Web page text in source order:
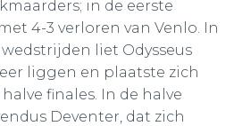
in de eerste
4-3 verloren van Venlo. In
liet Odysseus
liggen en plaatste zich
finales. In de halve
Deventer, dat zich